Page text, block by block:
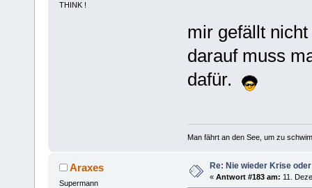
THINK !
mir gefällt
darauf muss
dafür.
Man fährt an den See, um zu
Araxes
Supermann
Re: Nie wieder Krise
« Antwort #183 am: 11.